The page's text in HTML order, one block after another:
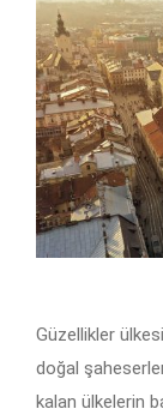
Güzellikler
doğal
kalan ülkelerin